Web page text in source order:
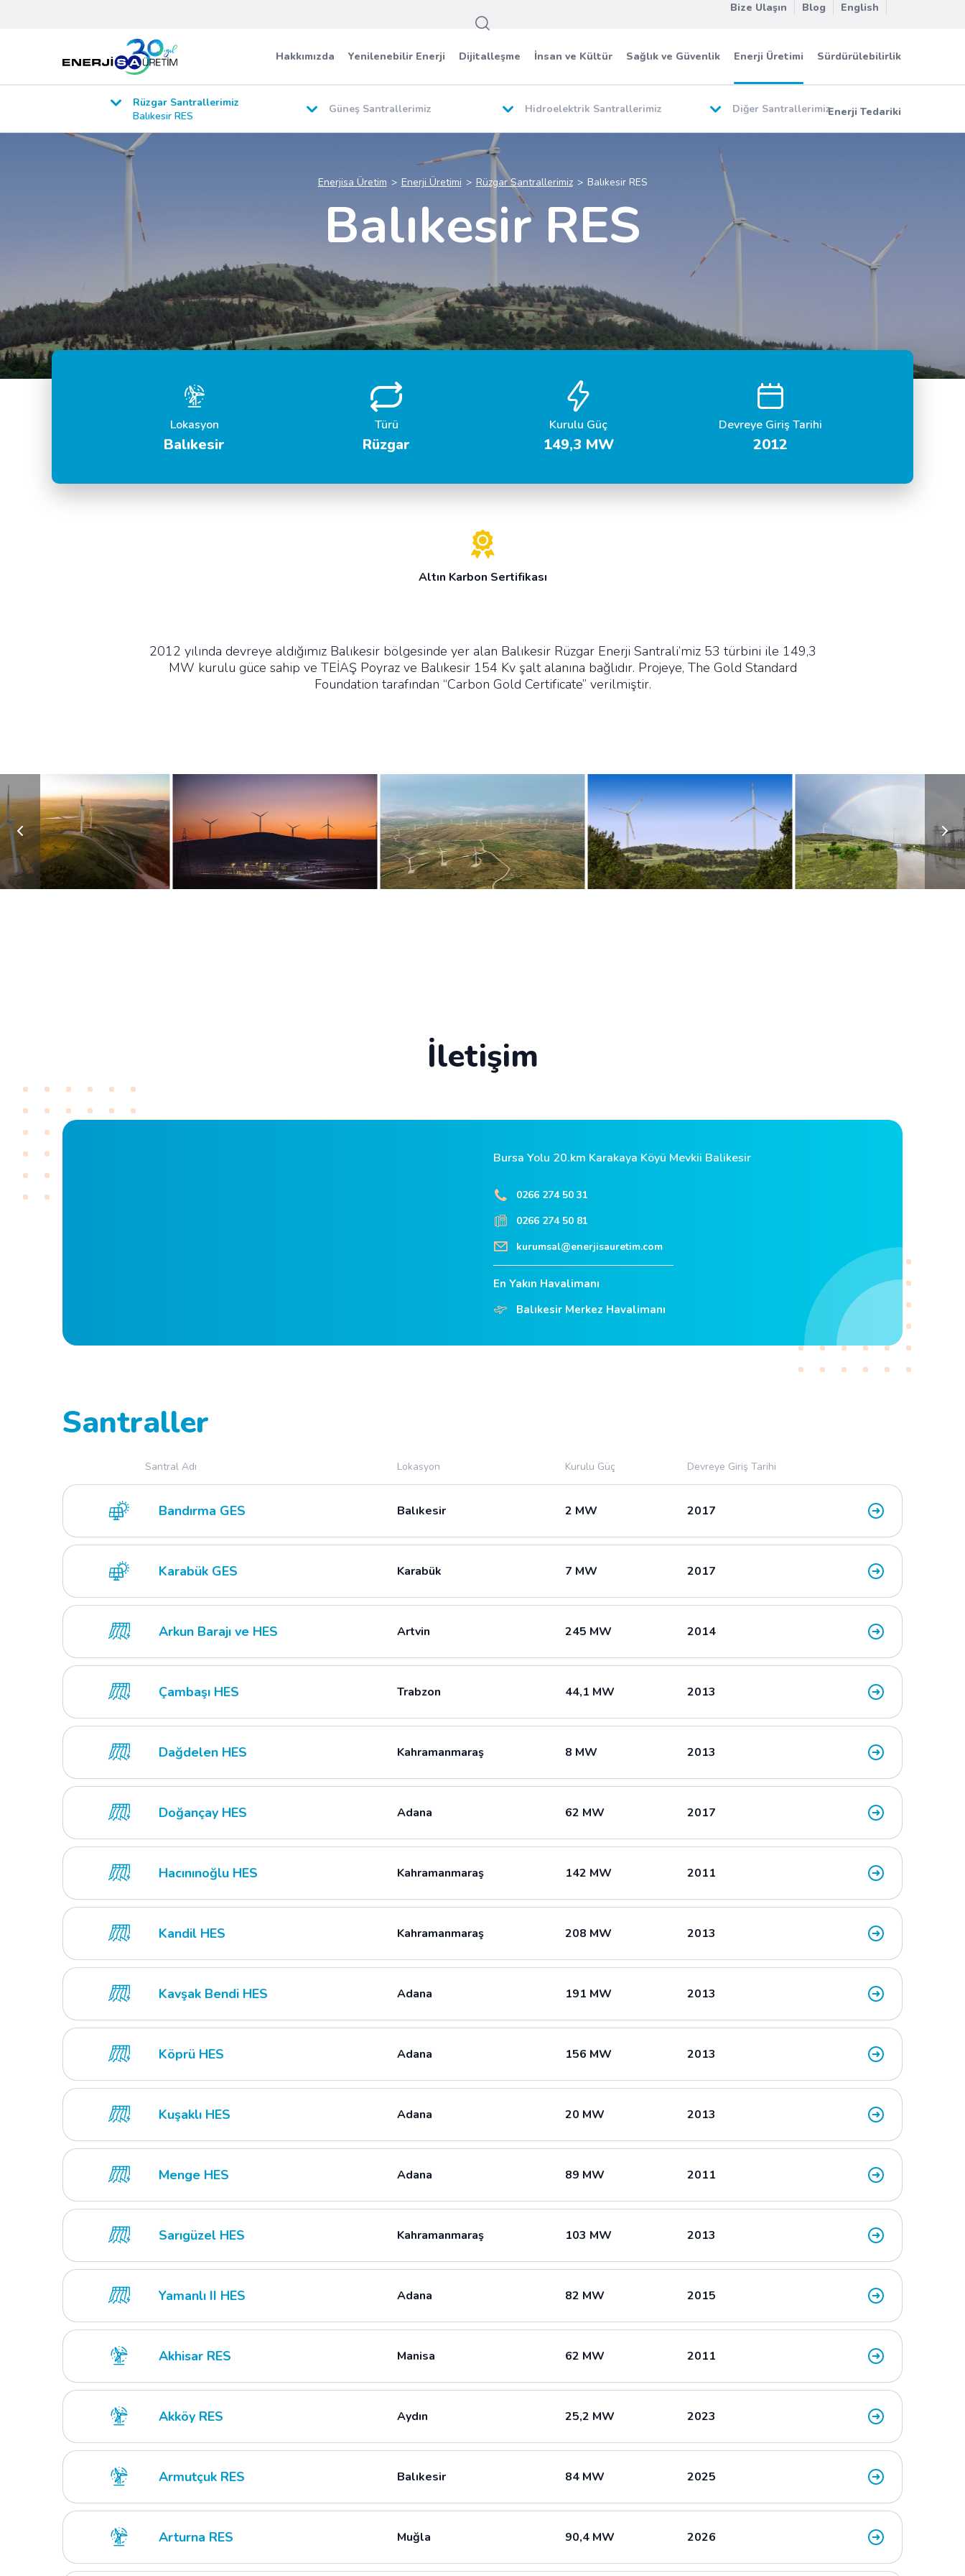
Bize Ulaşın Blog English
Hakkımızda Yenilenebilir Enerji Dijitalleşme İnsan ve Kültür Sağlık ve Güvenlik Enerji Üretimi Sürdürülebilirlik
Enerji Tedariki
Rüzgar Santrallerimiz
Balıkesir RES
Güneş Santrallerimiz Hidroelektrik Santrallerimiz Diğer Santrallerimiz
Enerjisa Üretim Enerji Üretimi Rüzgar Santrallerimiz Balıkesir RES
Balıkesir RES
Lokasyon
Balıkesir
Türü
Rüzgar
Kurulu Güç
149,3 MW
Devreye Giriş Tarihi
2012
Altın Karbon Sertifikası
2012 yılında devreye aldığımız Balıkesir bölgesinde yer alan Balıkesir Rüzgar Enerji Santrali’miz 53 türbini ile 149,3
MW kurulu güce sahip ve TEİAŞ Poyraz ve Balıkesir 154 Kv şalt alanına bağlıdır. Projeye, The Gold Standard
Foundation tarafından “Carbon Gold Certificate” verilmiştir.
İletişim
Bursa Yolu 20.km Karakaya Köyü Mevkii Balikesir
0266 274 50 31
0266 274 50 81
kurumsal@enerjisauretim.com
En Yakın Havalimanı
Balıkesir Merkez Havalimanı
Santraller
Santral Adı Lokasyon Kurulu Güç Devreye Giriş Tarihi
Bandırma GES Balıkesir 2 MW 2017
Karabük GES Karabük 7 MW 2017
Arkun Barajı ve HES Artvin 245 MW 2014
Çambaşı HES Trabzon 44,1 MW 2013
Dağdelen HES Kahramanmaraş 8 MW 2013
Doğançay HES Adana 62 MW 2017
Hacınınoğlu HES Kahramanmaraş 142 MW 2011
Kandil HES Kahramanmaraş 208 MW 2013
Kavşak Bendi HES Adana 191 MW 2013
Köprü HES Adana 156 MW 2013
Kuşaklı HES Adana 20 MW 2013
Menge HES Adana 89 MW 2011
Sarıgüzel HES Kahramanmaraş 103 MW 2013
Yamanlı II HES Adana 82 MW 2015
Akhisar RES Manisa 62 MW 2011
Akköy RES Aydın 25,2 MW 2023
Armutçuk RES Balıkesir 84 MW 2025
Arturna RES Muğla 90,4 MW 2026